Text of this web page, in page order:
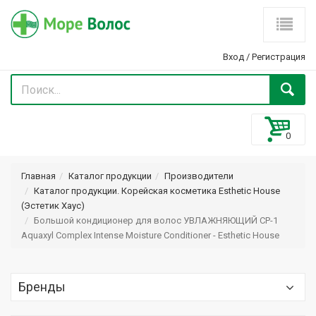
Вход / Регистрация
Главная Каталог продукции
Производители
Каталог продукции. Корейская косметика Esthetic House
(Эстетик Хаус)
Большой кондиционер для волос УВЛАЖНЯЮЩИЙ CP-1
Aquaxyl Complex Intense Moisture Conditioner - Esthetic House
Бренды